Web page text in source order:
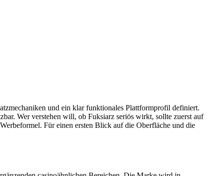
und ein klar funktionales Plattformprofil definiert.
Wer verstehen will, ob Fuksiarz seriös wirkt, sollte zuerst auf
Für einen ersten Blick auf die Oberfläche und die